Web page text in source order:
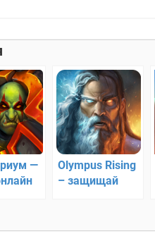
—
Olympus Rising
– защищай